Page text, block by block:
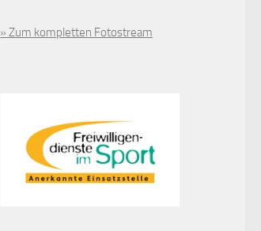
» Zum kompletten Fotostream